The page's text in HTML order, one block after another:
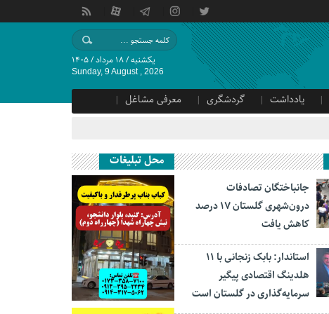
یکشنبه / ۱۸ مرداد / ۱۴۰۵
Sunday, 9 August , 2026
یادداشت گردشگری
معرفی مشاغل
جانباختگان تصادفات
درون‌شهری گلستان ۱۷ درصد
کاهش یافت
استاندار: بابک زنجانی با ۱۱
هلدینگ اقتصادی پیگیر
سرمایه‌گذاری در گلستان است
محل تبلیغات